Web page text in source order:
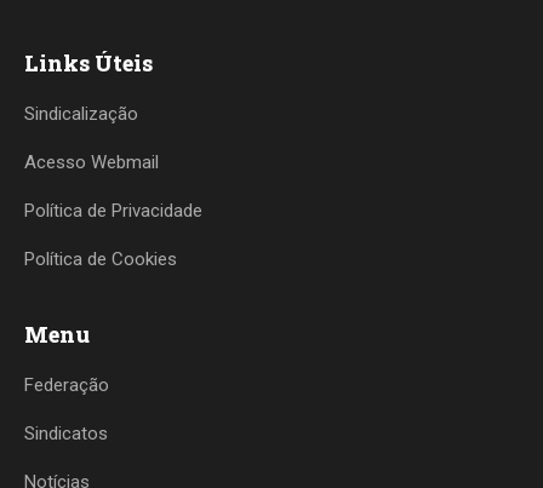
Links Úteis
Sindicalização
Acesso Webmail
Política de Privacidade
Política de Cookies
Menu
Federação
Sindicatos
Notícias